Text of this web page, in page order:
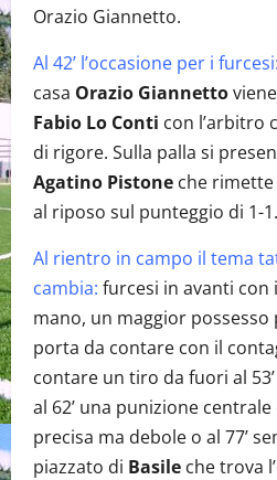
Orazio Giannetto.
Al 42’ l’occasione per i furcesi:
casa Orazio Giannetto
Fabio Lo Conti con l’arbitro
di rigore. Sulla palla si
Agatino Pistone che
al riposo sul punteggio di 1-1.
Al rientro in campo il tema
cambia: furcesi in avanti con
mano, un maggior
porta da contare con il
contare un tiro da fuori al
al 62’ una punizione centrale
precisa ma debole o al 77’
piazzato di Basile che trova